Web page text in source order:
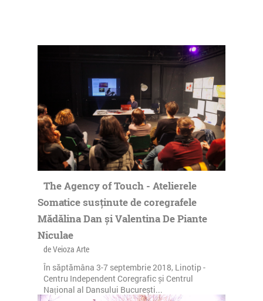
The Agency of Touch - Atelierele
Somatice susținute de coregrafele
Mădălina Dan și Valentina De Piante
Niculae
de Veioza Arte
În săptămâna 3-7 septembrie 2018, Linotip -
Centru Independent Coregrafic și Centrul
Național al Dansului București...